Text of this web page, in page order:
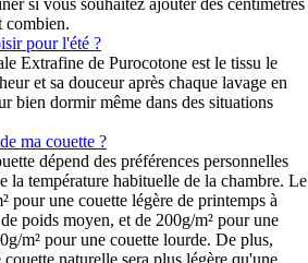
combien.
pour l'été ?
Extrafine de Purocotone est le tissu le
et sa douceur après chaque lavage en
bien dormir même dans des situations
ma couette ?
dépend des préférences personnelles
la température habituelle de la chambre. Le
pour une couette légère de printemps à
poids moyen, et de 200g/m² pour une
m² pour une couette lourde. De plus,
naturelle sera plus légère qu'une